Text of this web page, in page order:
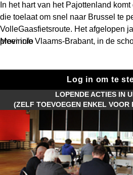
In het hart van het Pajottenland
die toelaat om snel naar Brussel te
VolleGaasfietsroute. Het afgelopen
provincie Vlaams-Brabant, in de
project Opgewekt Pajottenland, en
Galmaarden, Gooik, Lennik en Sint-
mogelijkheden voor deze nieuwe
Meer info
Log in om te
LOPENDE ACTIES IN
(ZELF TOEVOEGEN ENKEL VOOR